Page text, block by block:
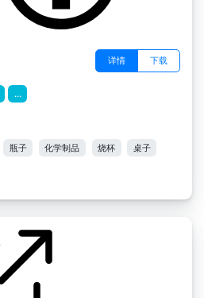
详情 下载
...
瓶子 化学制品 烧杯 桌子